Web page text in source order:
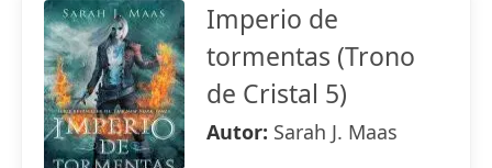
Imperio de
tormentas (Trono
de Cristal 5)
Autor: Sarah J. Maas